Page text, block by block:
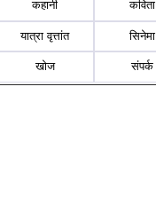
कहानी कविता
यात्रा वृत्तांत सिनेमा
खोज संपर्क